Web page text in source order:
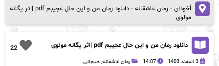
اُخودان- رمان عاشقانه-
دانلود رمان من و این حال عجیبم pdf |اثر یگانه
مولوی
22 دانلود رمان من و این حال عجیبم pdf |اثر یگانه مولوی
3 اسفند 1403 14:07 رمان عاشقانه, هیجانی